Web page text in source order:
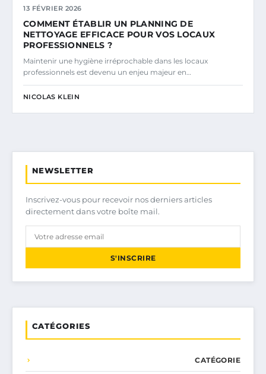
13 FÉVRIER 2026
COMMENT ÉTABLIR UN PLANNING DE
NETTOYAGE EFFICACE POUR VOS LOCAUX
PROFESSIONNELS ?
Maintenir une hygiène irréprochable dans les locaux
professionnels est devenu un enjeu majeur en…
NICOLAS KLEIN
NEWSLETTER
Inscrivez-vous pour recevoir nos derniers articles
directement dans votre boîte mail.
S'INSCRIRE
CATÉGORIES
CATÉGORIE